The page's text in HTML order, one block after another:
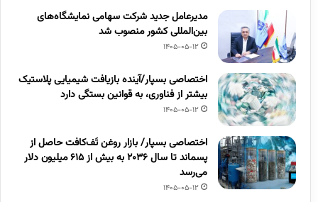
مدیرعامل جدید شرکت سهامی نمایشگاه‌های
بین‌المللی کشور منصوب شد
1405-05-12
اختصاصی بسپار/آینده بازیافت شیمیایی پلاستیک
بیشتر از فناوری، به قوانین بستگی دارد
1405-05-12
اختصاصی بسپار/ بازار روغن تَف‌کافت حاصل از
پسماند تا سال ۲۰۳۶ به بیش از ۶۱۵ میلیون دلار
می‌رسد
1405-05-12